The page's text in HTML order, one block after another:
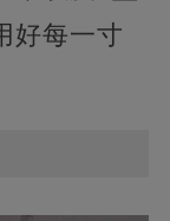
好每一寸